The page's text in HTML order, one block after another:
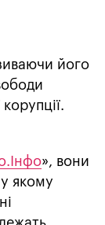
його
», вони
у якому